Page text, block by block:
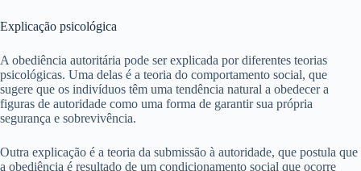
Explicação psicológica
A obediência autoritária pode ser explicada por diferentes teorias
psicológicas. Uma delas é a teoria do comportamento social, que
sugere que os indivíduos têm uma tendência natural a obedecer a
figuras de autoridade como uma forma de garantir sua própria
segurança e sobrevivência.
Outra explicação é a teoria da submissão à autoridade, que postula que
a obediência é resultado de um condicionamento social que ocorre